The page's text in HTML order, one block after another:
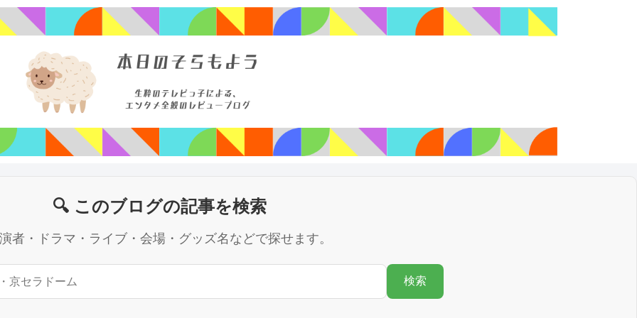
🔍 このブログの記事を検索
者・ドラマ・ライブ・会場・グッズ名などで探せます。
検索